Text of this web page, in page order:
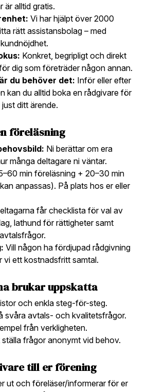
är alltid gratis.
Vi har hjälpt över 2000
rätt assistansbolag – med
Konkret, begripligt och direkt
dig som företräder någon annan.
du behöver det: Inför eller efter
kan du alltid boka en rådgivare för
ditt ärende.
föreläsning
Ni berättar om era
många deltagare ni väntar.
min föreläsning + 20–30 min
anpassas). På plats hos er eller
får checklista för val av
lathund för rättigheter samt
Vill någon ha fördjupad rådgivning
vi ett kostnadsfritt samtal.
brukar uppskatta
och enkla steg-för-steg.
svåra avtals- och kvalitetsfrågor.
från verkligheten.
frågor anonymt vid behov.
till er förening
ut och föreläser/informerar för er